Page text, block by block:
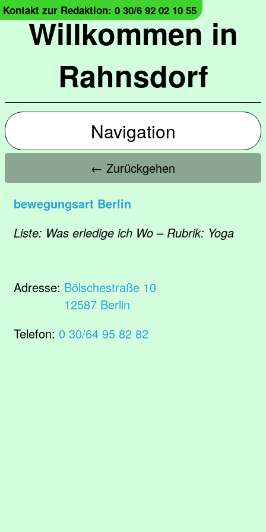
Willkommen in
Rahnsdorf
Kontakt zur Redaktion: 0 30/6 92 02 10 55
Navigation
← Zurückgehen
bewegungsart Berlin
Liste: Was erledige ich Wo – Rubrik: Yoga
Adresse: Bölschestraße 10
12587 Berlin
Telefon: 0 30/64 95 82 82